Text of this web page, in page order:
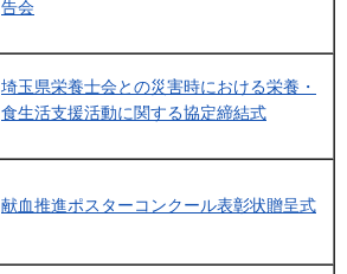
告会
埼玉県栄養士会との災害時における栄養・
食生活支援活動に関する協定締結式
献血推進ポスターコンクール表彰状贈呈式